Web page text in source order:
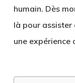
humain. Dès
là pour assister
une expérience